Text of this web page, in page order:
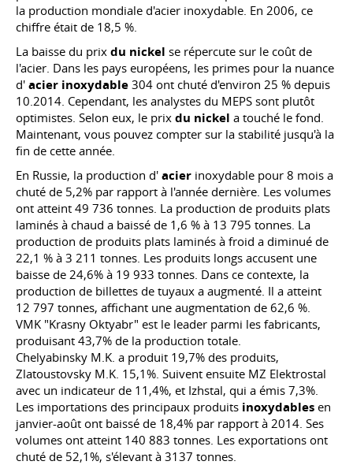
la production mondiale d'acier inoxydable. En 2006, ce
chiffre était de 18,5 %.
La baisse du prix du nickel se répercute sur le coût de
l'acier. Dans les pays européens, les primes pour la nuance
d' acier inoxydable 304 ont chuté d'environ 25 % depuis
10.2014. Cependant, les analystes du MEPS sont plutôt
optimistes. Selon eux, le prix du nickel a touché le fond.
Maintenant, vous pouvez compter sur la stabilité jusqu'à la
fin de cette année.
En Russie, la production d' acier inoxydable pour 8 mois a
chuté de 5,2% par rapport à l'année dernière. Les volumes
ont atteint 49 736 tonnes. La production de produits plats
laminés à chaud a baissé de 1,6 % à 13 795 tonnes. La
production de produits plats laminés à froid a diminué de
22,1 % à 3 211 tonnes. Les produits longs accusent une
baisse de 24,6% à 19 933 tonnes. Dans ce contexte, la
production de billettes de tuyaux a augmenté. Il a atteint
12 797 tonnes, affichant une augmentation de 62,6 %.
VMK "Krasny Oktyabr" est le leader parmi les fabricants,
produisant 43,7% de la production totale.
Chelyabinsky M.K. a produit 19,7% des produits,
Zlatoustovsky M.K. 15,1%. Suivent ensuite MZ Elektrostal
avec un indicateur de 11,4%, et Izhstal, qui a émis 7,3%.
Les importations des principaux produits inoxydables en
janvier-août ont baissé de 18,4% par rapport à 2014. Ses
volumes ont atteint 140 883 tonnes. Les exportations ont
chuté de 52,1%, s'élevant à 3137 tonnes.